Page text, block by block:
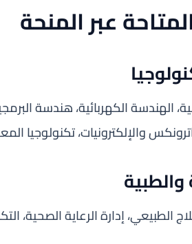
عبر المنحة
الهندسة الكهربائية، هندسة
والإلكترونيات، تكنولوجيا
الطبيعي، إدارة الرعاية الصحية،